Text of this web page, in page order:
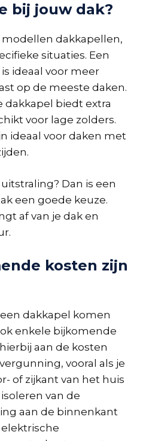
bij jouw dak?
modellen dakkapellen,
situaties. Een
ideaal voor meer
op de meeste daken.
dakkapel biedt extra
voor lage zolders.
ideaal voor daken met
Dan is een
een goede keuze.
af van je dak en
kosten zijn
dakkapel komen
enkele bijkomende
aan de kosten
vooral als je
of zijkant van het huis
van de
aan de binnenkant